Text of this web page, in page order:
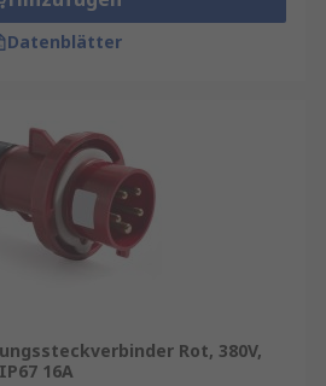
Datenblätter
Rot, 380V,
16A